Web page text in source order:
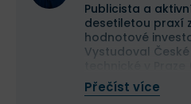
Publicista a
desetiletou praxí
hodnotové
Vystudoval
Ve své investiční
aktivní i pasivní
Přečíst více